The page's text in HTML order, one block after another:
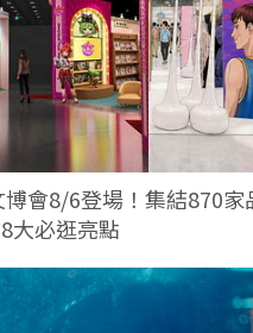
會8/6登場！集結870
大必逛亮點